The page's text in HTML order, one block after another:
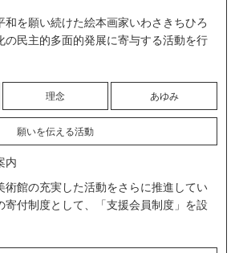
を願い続けた絵本画家いわさきちひろ
の民主的多面的発展に寄与する活動を行
理念 あゆみ
願いを伝える活動
内
術館の充実した活動をさらに推進してい
寄付制度として、「支援会員制度」を設